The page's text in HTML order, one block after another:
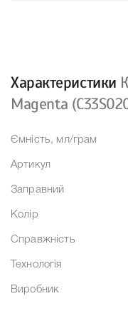
Характеристики
Magenta
Ємність, мл/грам
Артикул
Заправний
Колір
Справжність
Технологія
Виробник